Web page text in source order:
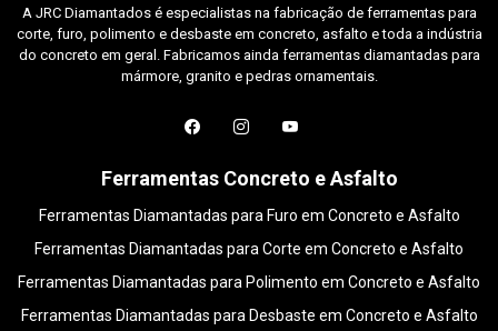
A JRC Diamantados é especialistas na fabricação de ferramentas para
corte, furo, polimento e desbaste em concreto, asfalto e toda a indústria
do concreto em geral. Fabricamos ainda ferramentas diamantadas para
mármore, granito e pedras ornamentais.
Ferramentas Concreto e Asfalto
Ferramentas Diamantadas para Furo em Concreto e Asfalto
Ferramentas Diamantadas para Corte em Concreto e Asfalto
Ferramentas Diamantadas para Polimento em Concreto e Asfalto
Ferramentas Diamantadas para Desbaste em Concreto e Asfalto